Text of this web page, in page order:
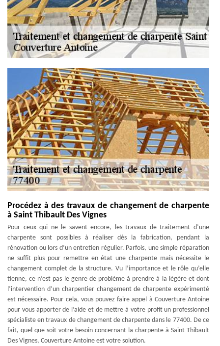
Procédez à des travaux de changement de charpente
à Saint Thibault Des Vignes
Pour ceux qui ne le savent encore, les travaux de traitement d’une
charpente sont possibles à réaliser dès la fabrication, pendant la
rénovation ou lors d’un entretien régulier. Parfois, une simple réparation
ne suffit plus pour remettre en état une charpente mais nécessite le
changement complet de la structure. Vu l’importance et le rôle qu’elle
tienne, ce n’est pas le genre de problème à prendre à la légère et dont
l’intervention d’un charpentier changement de charpente expérimenté
est nécessaire. Pour cela, vous pouvez faire appel à Couverture Antoine
pour vous apporter de l’aide et de mettre à votre profit un professionnel
spécialiste en travaux de changement de charpente dans le 77400. De ce
fait, quel que soit votre besoin concernant la charpente à Saint Thibault
Des Vignes, Couverture Antoine est votre solution.